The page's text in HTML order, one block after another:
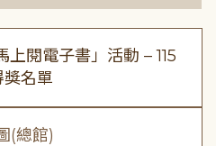
上閱電子書」活動 – 115
名單
(總館)